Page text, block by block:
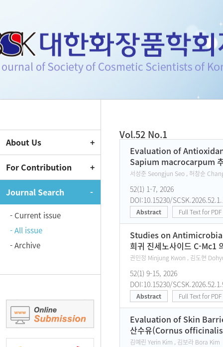
Journal of Society of
About Us
For Contribution
Journal Search
- Current issue
- All issue
- Archive
Vol.52 No.1
Evaluation of
Sapium macrocarpum 추
서성준 Seongjun Seo , 허창순
52(1) 1-7, 2026
DOI:10.15230/
Abstract Full Text for PDF
Studies on
희귀 진세노사이드 C-Mc1
권민정 Minjung Kwon , 김도현
52(1) 9-15, 2026
DOI:10.15230/
Abstract Full Text for PDF
Evaluation of Skin
산수유(Cornus officinalis)
김예린 Yerin Kim , 김보라 Bora Kim